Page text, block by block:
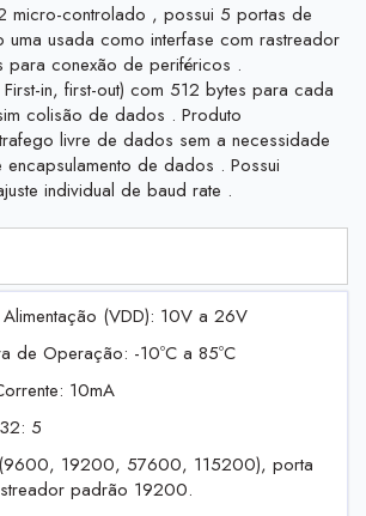
micro-controlado , possui 5 portas de
uma usada como interfase com rastreador
para conexão de periféricos .
in, first-out) com 512 bytes para cada
colisão de dados . Produto
livre de dados sem a necessidade
de dados . Possui
individual de baud rate .
(VDD): 10V a 26V
de Operação: -10ºC a 85ºC
10mA
5
(9600, 19200, 57600, 115200), porta
padrão 19200.